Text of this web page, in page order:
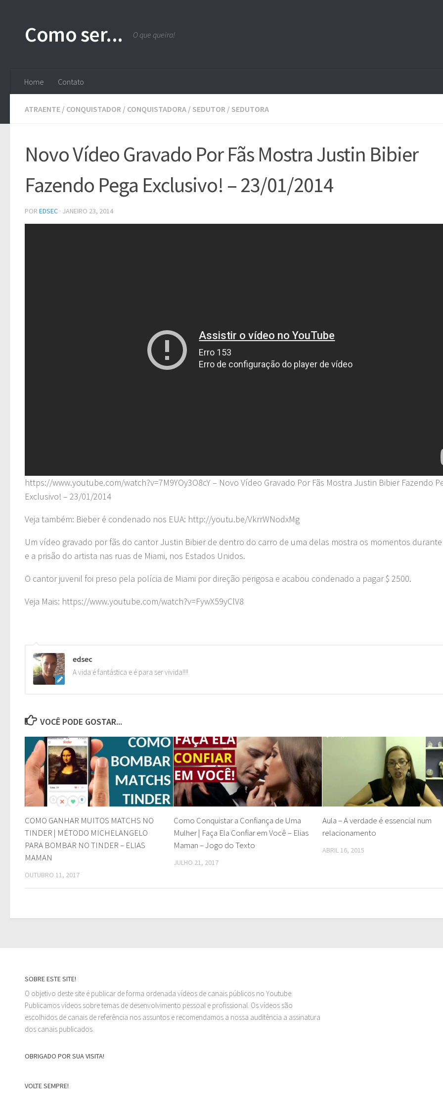
Como ser... O que queira!
Home Contato
ATRAENTE / CONQUISTADOR / CONQUISTADORA / SEDUTOR / SEDUTORA
Novo Vídeo Gravado Por Fãs Mostra Justin Bibier
Fazendo Pega Exclusivo! – 23/01/2014
POR EDSEC · JANEIRO 23, 2014
https://www.youtube.com/watch?v=7M9YOy3O8cY – Novo Vídeo Gravado Por Fãs Mostra Justin Bibier Fazendo
Exclusivo! – 23/01/2014
Veja também: Bieber é condenado nos EUA: http://youtu.be/VkrrWNodxMg
Um vídeo gravado por fãs do cantor Justin Bibier de dentro do carro de uma delas mostra os momentos
e a prisão do artista nas ruas de Miami, nos Estados Unidos.
O cantor juvenil foi preso pela polícia de Miami por direção perigosa e acabou condenado a pagar $ 2500.
Veja Mais: https://www.youtube.com/watch?v=FywX59yClV8
edsec
A vida é fantástica e é para ser vivida!!!!
VOCÊ PODE GOSTAR...
COMO GANHAR MUITOS MATCHS NO
TINDER | MÉTODO MICHELANGELO
PARA BOMBAR NO TINDER – ELIAS
MAMAN
OUTUBRO 11, 2017
Como Conquistar a Confiança de Uma
Mulher | Faça Ela Confiar em Você – Elias
Maman – Jogo do Texto
JULHO 21, 2017
Aula – A verdade é essencial num
relacionamento
ABRIL 16, 2015
SOBRE ESTE SITE!
O objetivo deste site é publicar de forma ordenada vídeos de canais públicos no Youtube.
Publicamos vídeos sobre temas de desenvolvimento pessoal e profissional. Os vídeos são
escolhidos de canais de referência nos assuntos e recomendamos a nossa auditência a assinatura
dos canais publicados.
OBRIGADO POR SUA VISITA!
VOLTE SEMPRE!